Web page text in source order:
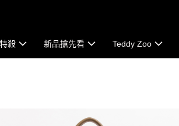
殺 新品搶先看 Teddy Zoo